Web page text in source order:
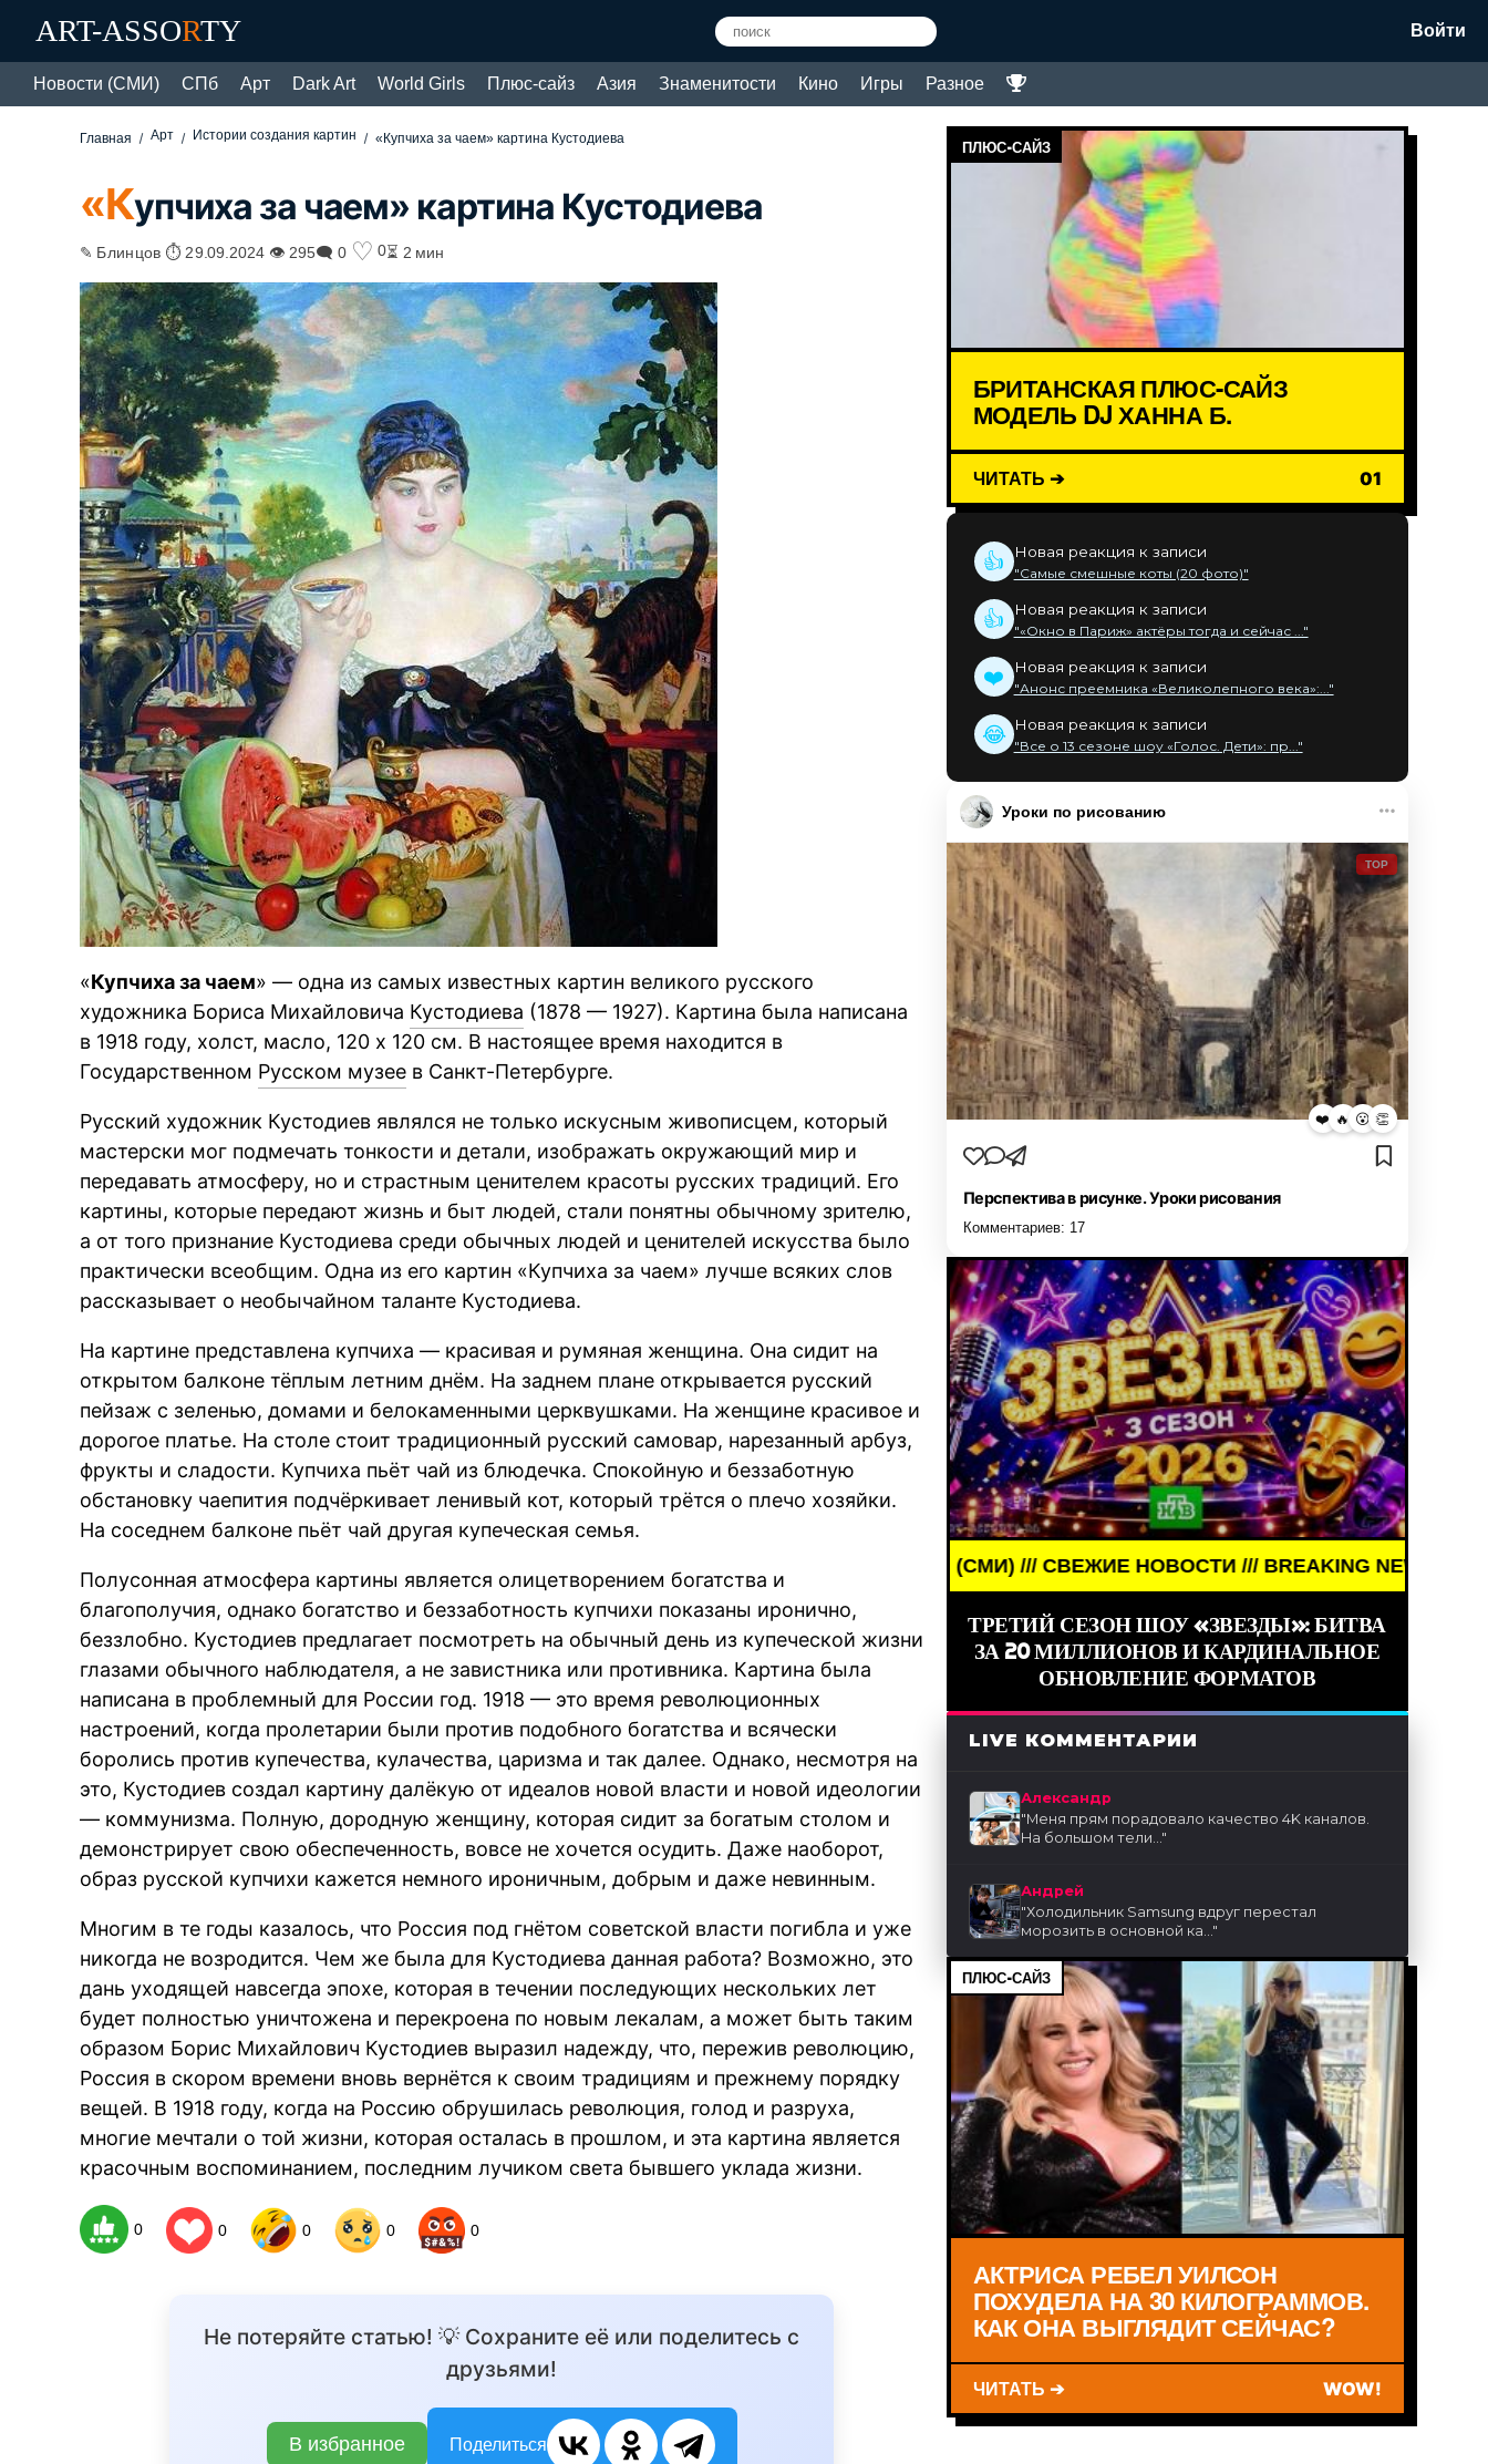
ART-ASSORTY Войти
Новости (СМИ) СПб Арт Dark Art World Girls Плюс-сайз Азия Знаменитости Кино Игры Разное
Главная Арт Истории создания картин «Купчиха за чаем» картина Кустодиева
«Купчиха за чаем» картина Кустодиева
✎ Блинцов ⏱ 29.09.2024 👁 295🗨 0 ♡ 0⏳ 2 мин
«Купчиха за чаем» — одна из самых известных картин великого русского
художника Бориса Михайловича Кустодиева (1878 — 1927). Картина была написана
в 1918 году, холст, масло, 120 x 120 см. В настоящее время находится в
Государственном Русском музее в Санкт-Петербурге.
Русский художник Кустодиев являлся не только искусным живописцем, который
мастерски мог подмечать тонкости и детали, изображать окружающий мир и
передавать атмосферу, но и страстным ценителем красоты русских традиций. Его
картины, которые передают жизнь и быт людей, стали понятны обычному зрителю,
а от того признание Кустодиева среди обычных людей и ценителей искусства было
практически всеобщим. Одна из его картин «Купчиха за чаем» лучше всяких слов
рассказывает о необычайном таланте Кустодиева.
На картине представлена купчиха — красивая и румяная женщина. Она сидит на
открытом балконе тёплым летним днём. На заднем плане открывается русский
пейзаж с зеленью, домами и белокаменными церквушками. На женщине красивое и
дорогое платье. На столе стоит традиционный русский самовар, нарезанный арбуз,
фрукты и сладости. Купчиха пьёт чай из блюдечка. Спокойную и беззаботную
обстановку чаепития подчёркивает ленивый кот, который трётся о плечо хозяйки.
На соседнем балконе пьёт чай другая купеческая семья.
Полусонная атмосфера картины является олицетворением богатства и
благополучия, однако богатство и беззаботность купчихи показаны иронично,
беззлобно. Кустодиев предлагает посмотреть на обычный день из купеческой жизни
глазами обычного наблюдателя, а не завистника или противника. Картина была
написана в проблемный для России год. 1918 — это время революционных
настроений, когда пролетарии были против подобного богатства и всячески
боролись против купечества, кулачества, царизма и так далее. Однако, несмотря на
это, Кустодиев создал картину далёкую от идеалов новой власти и новой идеологии
— коммунизма. Полную, дородную женщину, которая сидит за богатым столом и
демонстрирует свою обеспеченность, вовсе не хочется осудить. Даже наоборот,
образ русской купчихи кажется немного ироничным, добрым и даже невинным.
Многим в те годы казалось, что Россия под гнётом советской власти погибла и уже
никогда не возродится. Чем же была для Кустодиева данная работа? Возможно, это
дань уходящей навсегда эпохе, которая в течении последующих нескольких лет
будет полностью уничтожена и перекроена по новым лекалам, а может быть таким
образом Борис Михайлович Кустодиев выразил надежду, что, пережив революцию,
Россия в скором времени вновь вернётся к своим традициям и прежнему порядку
вещей. В 1918 году, когда на Россию обрушилась революция, голод и разруха,
многие мечтали о той жизни, которая осталась в прошлом, и эта картина является
красочным воспоминанием, последним лучиком света бывшего уклада жизни.
0 0 0 0 0
Не потеряйте статью! 💡 Сохраните её или поделитесь с
друзьями!
В избранное Поделиться
ПЛЮС-САЙЗ
БРИТАНСКАЯ ПЛЮС-САЙЗ
МОДЕЛЬ DJ ХАННА Б.
ЧИТАТЬ ➔ 01
👍 Новая реакция к записи
"Самые смешные коты (20 фото)"
👍 Новая реакция к записи
"«Окно в Париж» актёры тогда и сейчас ..."
❤️ Новая реакция к записи
"Анонс преемника «Великолепного века»:..."
😂 Новая реакция к записи
"Все о 13 сезоне шоу «Голос. Дети»: пр..."
Уроки по рисованию
TOP
❤️ 🔥 😮 👏
Перспектива в рисунке. Уроки рисования
Комментариев: 17
BREAKING NEWS /// НОВОСТИ (СМИ) /// СВЕЖИЕ НОВОСТИ /// BREAKING NEWS /// НОВОСТИ
ТРЕТИЙ СЕЗОН ШОУ «ЗВЕЗДЫ»: БИТВА
ЗА 20 МИЛЛИОНОВ И КАРДИНАЛЬНОЕ
ОБНОВЛЕНИЕ ФОРМАТОВ
LIVE КОММЕНТАРИИ
Александр
"Меня прям порадовало качество 4K каналов.
На большом тели..."
Андрей
"Холодильник Samsung вдруг перестал
морозить в основной ка..."
ПЛЮС-САЙЗ
АКТРИСА РЕБЕЛ УИЛСОН
ПОХУДЕЛА НА 30 КИЛОГРАММОВ.
КАК ОНА ВЫГЛЯДИТ СЕЙЧАС?
ЧИТАТЬ ➔ WOW!